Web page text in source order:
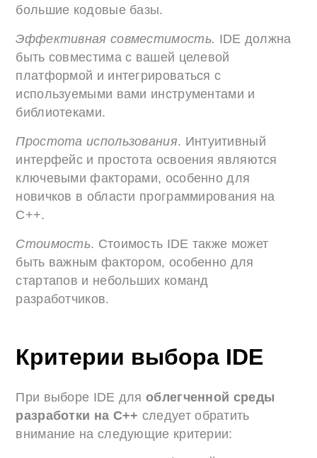
большие кодовые базы.
Эффективная совместимость. IDE должна
быть совместима с вашей целевой
платформой и интегрироваться с
используемыми вами инструментами и
библиотеками.
Простота использования. Интуитивный
интерфейс и простота освоения являются
ключевыми факторами, особенно для
новичков в области программирования на
C++.
Стоимость. Стоимость IDE также может
быть важным фактором, особенно для
стартапов и небольших команд
разработчиков.
Критерии выбора IDE
При выборе IDE дляоблегченной среды
разработки на C++ следует обратить
внимание на следующие критерии: